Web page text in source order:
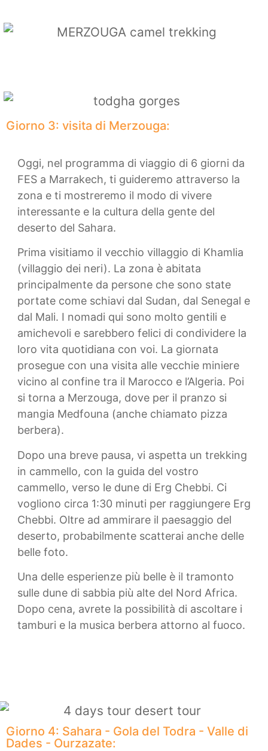
Giorno 3: visita di Merzouga:
Oggi, nel programma di viaggio di 6 giorni da
FES a Marrakech, ti guideremo attraverso la
zona e ti mostreremo il modo di vivere
interessante e la cultura della gente del
deserto del Sahara.
Prima visitiamo il vecchio villaggio di Khamlia
(villaggio dei neri). La zona è abitata
principalmente da persone che sono state
portate come schiavi dal Sudan, dal Senegal e
dal Mali. I nomadi qui sono molto gentili e
amichevoli e sarebbero felici di condividere la
loro vita quotidiana con voi. La giornata
prosegue con una visita alle vecchie miniere
vicino al confine tra il Marocco e l’Algeria. Poi
si torna a Merzouga, dove per il pranzo si
mangia Medfouna (anche chiamato pizza
berbera).
Dopo una breve pausa, vi aspetta un trekking
in cammello, con la guida del vostro
cammello, verso le dune di Erg Chebbi. Ci
vogliono circa 1:30 minuti per raggiungere Erg
Chebbi. Oltre ad ammirare il paesaggio del
deserto, probabilmente scatterai anche delle
belle foto.
Una delle esperienze più belle è il tramonto
sulle dune di sabbia più alte del Nord Africa.
Dopo cena, avrete la possibilità di ascoltare i
tamburi e la musica berbera attorno al fuoco.
Giorno 4: Sahara - Gola del Todra - Valle di
Dades - Ourzazate: